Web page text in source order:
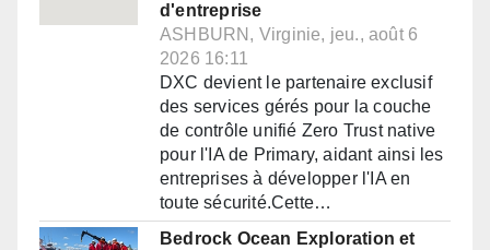
d'entreprise
ASHBURN, Virginie, jeu., août 6
2026 16:11
DXC devient le partenaire exclusif
des services gérés pour la couche
de contrôle unifié Zero Trust native
pour l'IA de Primary, aidant ainsi les
entreprises à développer l'IA en
toute sécurité.Cette…
Bedrock Ocean Exploration et